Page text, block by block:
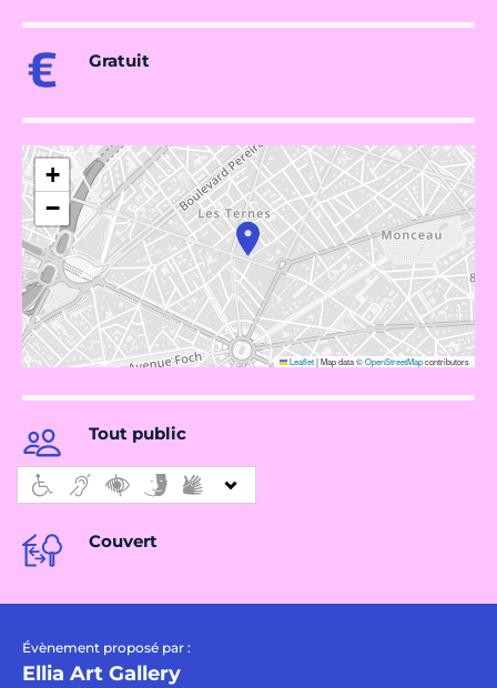
Gratuit
+
−
Leaflet|Map data ©OpenStreetMapcontributors
Tout public
Couvert
Évènement proposé par :
Ellia Art Gallery